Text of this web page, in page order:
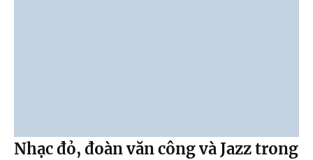
Nhạc đỏ, đoàn văn công và Jazz trong